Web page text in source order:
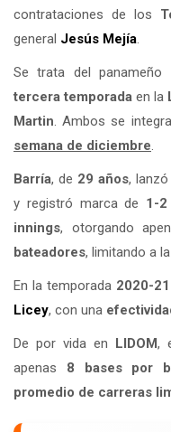
contrataciones de los
general Jesús Mejía.
Se trata del panameño
tercera temporada en la
Martin. Ambos se
semana de diciembre.
Barría, de 29 años,
y registró marca de 1-2
innings, otorgando
bateadores, limitando a
En la temporada 2020-21
Licey, con una
De por vida en LIDOM,
apenas 8 bases por
promedio de carreras